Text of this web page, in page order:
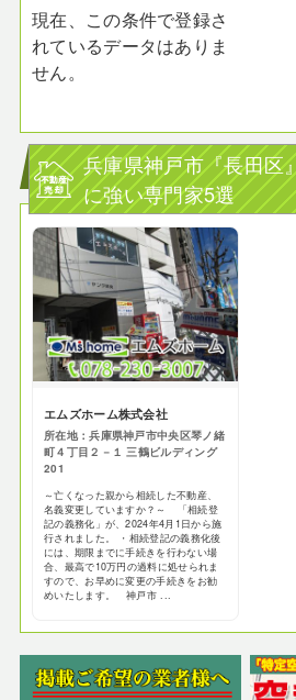
現在、この条件で登録さ
れているデータはありま
せん。
兵庫県神戸市『長田区
に強い専門家5選
エムズホーム株式会社
所在地：兵庫県神戸市中央区琴ノ緒
町４丁目２－１ 三鶴ビルディング
201
～亡くなった親から相続した不動産、
名義変更していますか？～ 「相続登
記の義務化」が、2024年4月1日から施
行されました。 ・相続登記の義務化後
には、期限までに手続きを行わない場
合、最高で10万円の過料に処せられま
すので、お早めに変更の手続きをお勧
めいたします。 神戸市 ...